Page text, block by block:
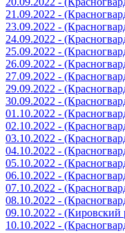
21.09.2022 -
23.09.2022 -
24.09.2022 -
25.09.2022 -
26.09.2022 -
27.09.2022 -
29.09.2022 -
30.09.2022 -
01.10.2022 -
02.10.2022 -
03.10.2022 -
04.10.2022 -
05.10.2022 -
06.10.2022 -
07.10.2022 -
08.10.2022 -
09.10.2022 -
10.10.2022 -